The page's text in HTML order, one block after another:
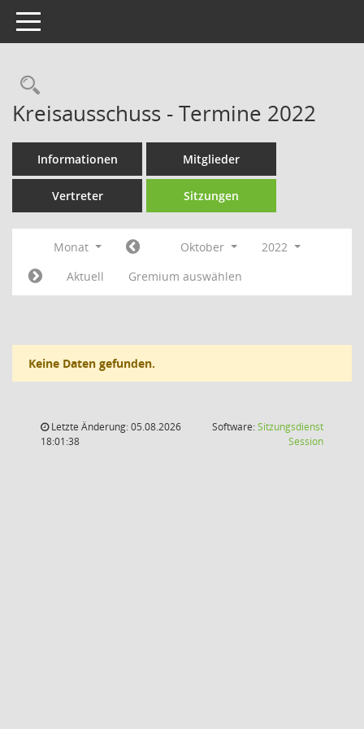
Toggle navigation
Rechercheauswahl
Kreisausschuss - Termine 2022
Informationen Mitglieder
Vertreter Sitzungen
Monat Oktober
2022
Aktuell
Gremium auswählen
Keine Daten gefunden.
Letzte Änderung: 05.08.2026
18:01:38
Software:Sitzungsdienst
Session(Wird in